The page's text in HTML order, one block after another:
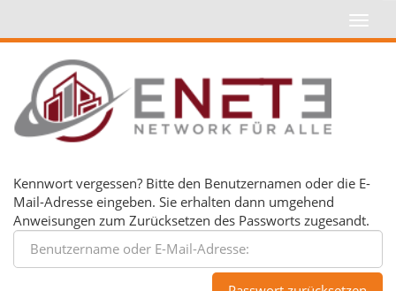
Kennwort vergessen? Bitte den Benutzernamen oder die E-
Mail-Adresse eingeben. Sie erhalten dann umgehend
Anweisungen zum Zurücksetzen des Passworts zugesandt.